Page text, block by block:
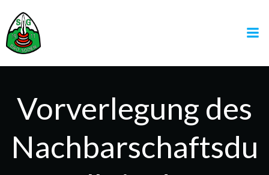
Vorverlegung des
Nachbarschaftsdu